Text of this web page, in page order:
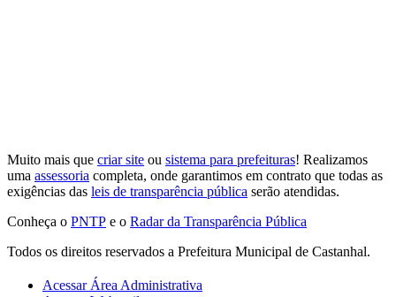
Muito mais que criar site ou sistema para prefeituras! Realizamos
uma assessoria completa, onde garantimos em contrato que todas as
exigências das leis de transparência pública serão atendidas.
Conheça o PNTP e o Radar da Transparência Pública
Todos os direitos reservados a Prefeitura Municipal de Castanhal.
Acessar Área Administrativa